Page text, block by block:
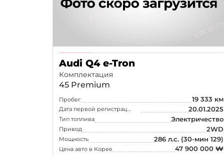
Audi Q4 e-Tron
Комплектация
45 Premium
Пробег 19 333 км
Дата первой регистрации 20.01.2025
Тип топлива Электричество
Привод 2WD
Мощность 286 л.с. (30-мин 129)
Цена авто в Корее 47 900 000 ₩
Самара